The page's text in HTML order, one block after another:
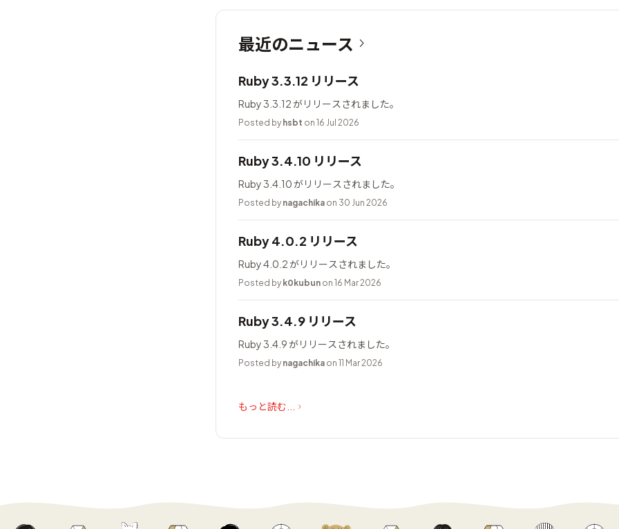
最近のニュース
Ruby 3.3.12 リリース
Ruby 3.3.12 がリリースされました。
Posted by hsbt on 16 Jul 2026
Ruby 3.4.10 リリース
Ruby 3.4.10 がリリースされました。
Posted by nagachika on 30 Jun 2026
Ruby 4.0.2 リリース
Ruby 4.0.2 がリリースされました。
Posted by k0kubun on 16 Mar 2026
Ruby 3.4.9 リリース
Ruby 3.4.9 がリリースされました。
Posted by nagachika on 11 Mar 2026
もっと読む...